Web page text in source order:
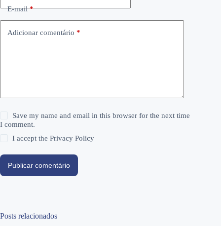
E-mail*
Adicionar comentário *
Save my name and email in this browser for the next time
I comment.
I accept thePrivacy Policy
Publicar comentário
Posts relacionados